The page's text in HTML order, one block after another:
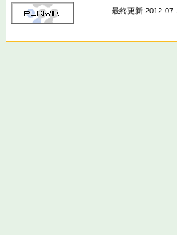
最終更新:2012-